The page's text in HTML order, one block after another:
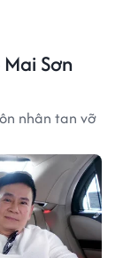
Sơn
nhân tan vỡ